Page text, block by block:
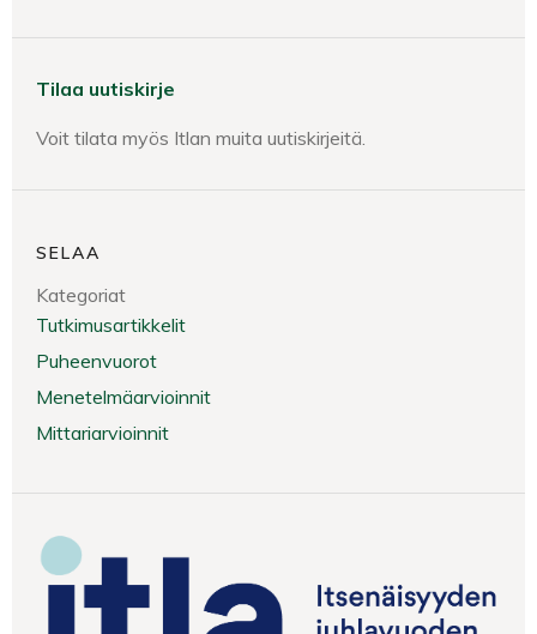
Tilaa uutiskirje
Voit tilata myös Itlan muita uutiskirjeitä.
SELAA
Kategoriat
Tutkimusartikkelit
Puheenvuorot
Menetelmäarvioinnit
Mittariarvioinnit